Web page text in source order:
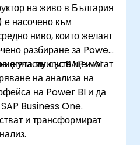
на живо в България
насочено към
ниво, които желаят
разбиране за Power
му със SAP и AI
на анализа на
участниците ще могат
на Power BI и да
SAP Business One.
и трансформират